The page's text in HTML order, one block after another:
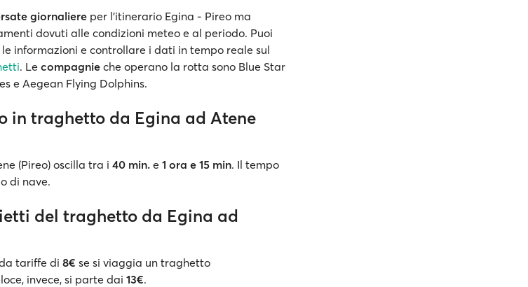
giornaliere per l'itinerario Egina - Pireo ma
dovuti alle condizioni meteo e al periodo. Puoi
informazioni e controllare i dati in tempo reale sul
. Le compagnie che operano la rotta sono Blue Star
e Aegean Flying Dolphins.
in traghetto da Egina ad Atene
(Pireo) oscilla tra i 40 min. e 1 ora e 15 min. Il tempo
di nave.
del traghetto da Egina ad
tariffe di 8€ se si viaggia un traghetto
invece, si parte dai 13€.